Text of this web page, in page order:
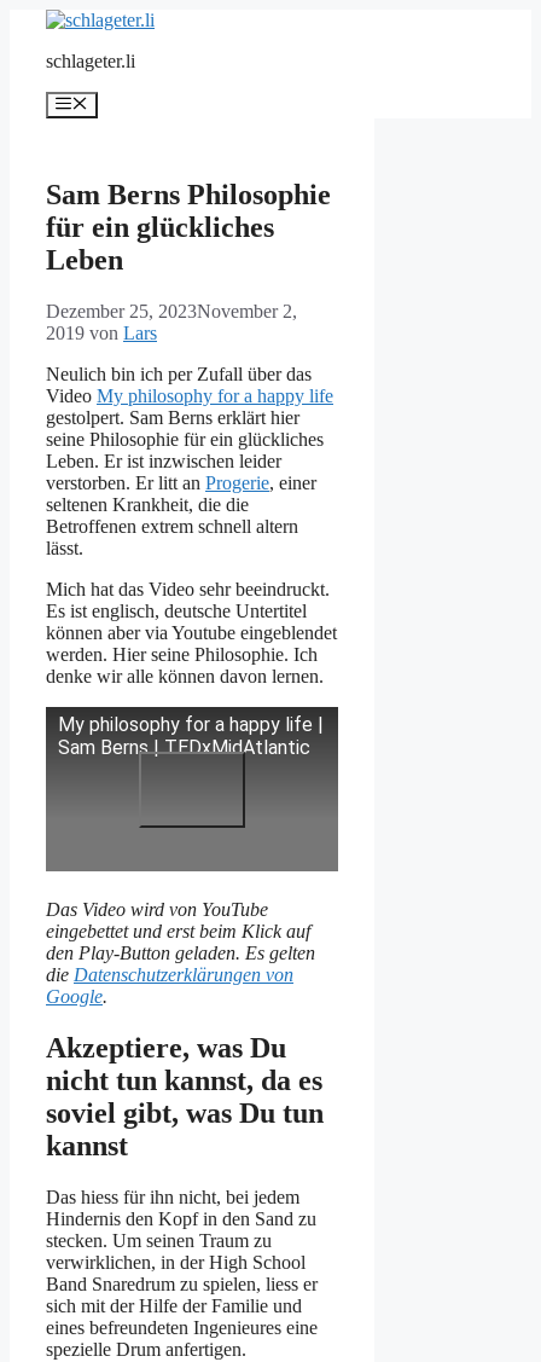
springenschlageter.li
Menü
Sam Berns Philosophie
für ein glückliches
Leben
Dezember 25, 2023November 2,
2019 von Lars
Neulich bin ich per Zufall über das
Video My philosophy for a happy life
gestolpert. Sam Berns erklärt hier
seine Philosophie für ein glückliches
Leben. Er ist inzwischen leider
verstorben. Er litt an Progerie, einer
seltenen Krankheit, die die
Betroffenen extrem schnell altern
lässt.
Mich hat das Video sehr beeindruckt.
Es ist englisch, deutsche Untertitel
können aber via Youtube eingeblendet
werden. Hier seine Philosophie. Ich
denke wir alle können davon lernen.
My philosophy for a happy life |
Sam Berns | TEDxMidAtlantic
Das Video wird von YouTube
eingebettet und erst beim Klick auf
den Play-Button geladen. Es gelten
die Datenschutzerklärungen von
Google.
Akzeptiere, was Du
nicht tun kannst, da es
soviel gibt, was Du tun
kannst
Das hiess für ihn nicht, bei jedem
Hindernis den Kopf in den Sand zu
stecken. Um seinen Traum zu
verwirklichen, in der High School
Band Snaredrum zu spielen, liess er
sich mit der Hilfe der Familie und
eines befreundeten Ingenieures eine
spezielle Drum anfertigen.